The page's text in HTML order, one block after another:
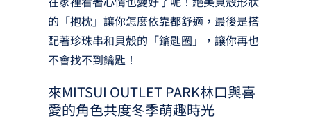
的「抱枕」讓你怎麼依靠都舒適，最後是搭
配著珍珠串和貝殼的「鑰匙圈」，讓你再也
不會找不到鑰匙！
來MITSUI OUTLET PARK林口與喜
愛的角色共度冬季萌趣時光